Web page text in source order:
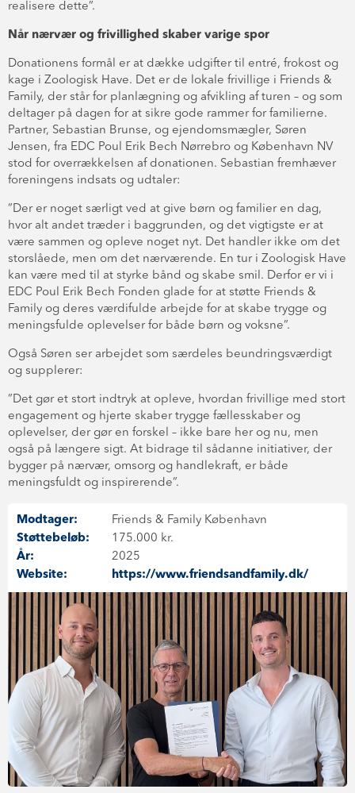
realisere dette”.
Når nærvær og frivillighed skaber varige spor
Donationens formål er at dække udgifter til entré, frokost og
kage i Zoologisk Have. Det er de lokale frivillige i Friends &
Family, der står for planlægning og afvikling af turen – og som
deltager på dagen for at sikre gode rammer for familierne.
Partner, Sebastian Brunse, og ejendomsmægler, Søren
Jensen, fra EDC Poul Erik Bech Nørrebro og København NV
stod for overrækkelsen af donationen. Sebastian fremhæver
foreningens indsats og udtaler:
”Der er noget særligt ved at give børn og familier en dag,
hvor alt andet træder i baggrunden, og det vigtigste er at
være sammen og opleve noget nyt. Det handler ikke om det
storslåede, men om det nærværende. En tur i Zoologisk Have
kan være med til at styrke bånd og skabe smil. Derfor er vi i
EDC Poul Erik Bech Fonden glade for at støtte Friends &
Family og deres værdifulde arbejde for at skabe trygge og
meningsfulde oplevelser for både børn og voksne”.
Også Søren ser arbejdet som særdeles beundringsværdigt
og supplerer:
”Det gør et stort indtryk at opleve, hvordan frivillige med stort
engagement og hjerte skaber trygge fællesskaber og
oplevelser, der gør en forskel – ikke bare her og nu, men
også på længere sigt. At bidrage til sådanne initiativer, der
bygger på nærvær, omsorg og handlekraft, er både
meningsfuldt og inspirerende”.
Modtager:
Friends & Family København
Støttebeløb:
175.000 kr.
År:
2025
Website:
https://www.friendsandfamily.dk/